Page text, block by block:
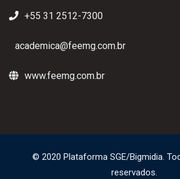
+55 31 2512-7300
academica@feemg.com.br
www.feemg.com.br
© 2020 Plataforma SGE/Bigmidia.
reservados.